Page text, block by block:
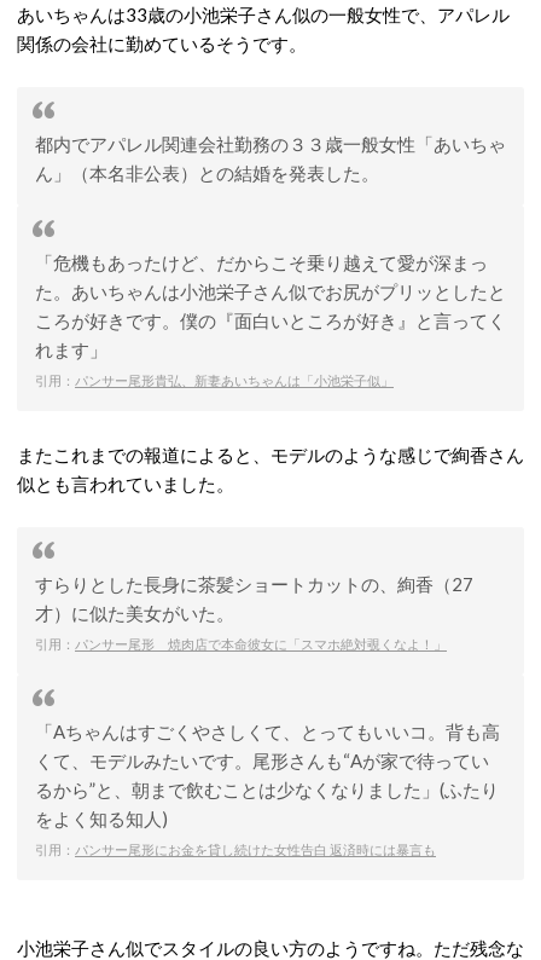
あいちゃんは33歳の小池栄子さん似の一般女性で、アパレル
関係の会社に勤めているそうです。
都内でアパレル関連会社勤務の３３歳一般女性「あいちゃ
ん」（本名非公表）との結婚を発表した。
「危機もあったけど、だからこそ乗り越えて愛が深まっ
た。あいちゃんは小池栄子さん似でお尻がプリッとしたと
ころが好きです。僕の『面白いところが好き』と言ってく
れます」
引用： パンサー尾形貴弘、新妻あいちゃんは「小池栄子似」
またこれまでの報道によると、モデルのような感じで絢香さん
似とも言われていました。
すらりとした長身に茶髪ショートカットの、絢香（27
才）に似た美女がいた。
引用： パンサー尾形 焼肉店で本命彼女に「スマホ絶対覗くなよ！」
「Aちゃんはすごくやさしくて、とってもいいコ。背も高
くて、モデルみたいです。尾形さんも“Aが家で待ってい
るから”と、朝まで飲むことは少なくなりました」(ふたり
をよく知る知人)
引用： パンサー尾形にお金を貸し続けた女性告白 返済時には暴言も
小池栄子さん似でスタイルの良い方のようですね。ただ残念な